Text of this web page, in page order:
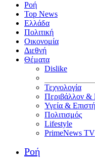
Ροή
Top News
Ελλάδα
Πολιτική
Οικονομία
Διεθνή
Θέματα
Dislike
Τεχνολογία
Περιβάλλον &
Υγεία &
Πολιτισμός
Lifestyle
PrimeNews TV
Ροή